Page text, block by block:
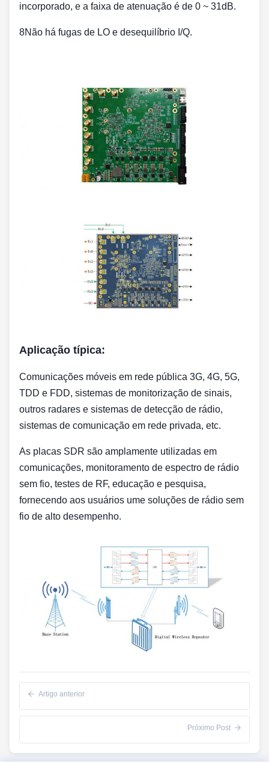
incorporado, e a faixa de atenuação é de 0 ~ 31dB.
8Não há fugas de LO e desequilíbrio I/Q.
Aplicação típica:
Comunicações móveis em rede pública 3G, 4G, 5G,
TDD e FDD, sistemas de monitorização de sinais,
outros radares e sistemas de detecção de rádio,
sistemas de comunicação em rede privada, etc.
As placas SDR são amplamente utilizadas em
comunicações, monitoramento de espectro de rádio
sem fio, testes de RF, educação e pesquisa,
fornecendo aos usuários ume soluções de rádio sem
fio de alto desempenho.
Artigo anterior
Próximo Post